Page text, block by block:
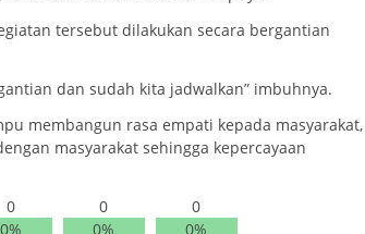
tersebut dilakukan secara bergantian
dan sudah kita jadwalkan” imbuhnya.
membangun rasa empati kepada masyarakat,
masyarakat sehingga kepercayaan
0
0%
0
0%
0
0%